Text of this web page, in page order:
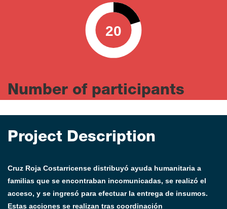
20
0 100
Number of participants
Project Description
Cruz Roja Costarricense distribuyó ayuda humanitaria a
familias que se encontraban incomunicadas, se realizó el
acceso, y se ingresó para efectuar la entrega de insumos.
Estas acciones se realizan tras coordinación